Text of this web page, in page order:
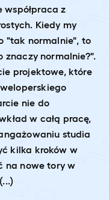
współpraca z
Kiedy my
"tak normalnie", to
znaczy normalnie?".
projektowe, które
nie do
w całą pracę,
studia
kilka kroków w
na nowe tory w